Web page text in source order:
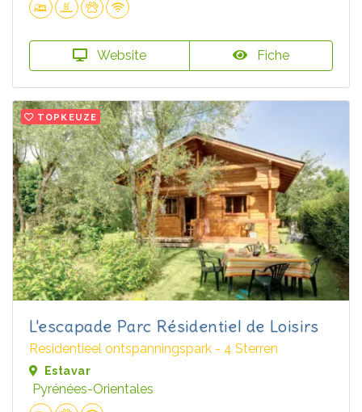
Website Fiche
TOPKEUZE
L'escapade Parc Résidentiel de Loisirs
Residentieel ontspanningspark - 4 Sterren
Estavar
Pyrénées-Orientales